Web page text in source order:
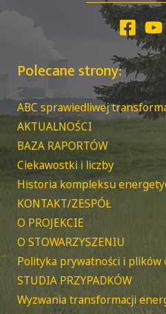
Polecane strony:
ABC sprawiedliwej
AKTUALNOŚCI
BAZA RAPORTÓW
Ciekawostki i liczby
Historia kompleksu
KONTAKT/ZESPÓŁ
O PROJEKCIE
O STOWARZYSZENIU
Polityka prywatności i plików
STUDIA PRZYPADKÓW
Wyzwania transformacji